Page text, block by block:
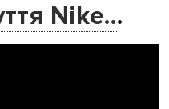
Nike...